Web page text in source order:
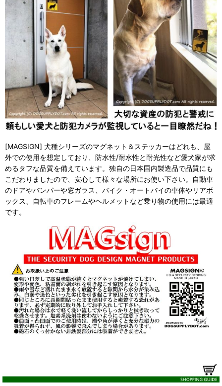
[MAGSIGN] 犬種シリーズのマグネット＆ステッカーはどれも、屋
外での使用を想定しており、防水性/耐水性と耐光性など愛犬家が求
めるタフな品質を備えています。独自の日本国内製造品で品質にも
こだわりましたので、安心して様々な場所にお使い下さい。自動車
のドアやバンパーや窓ガラス、バイク・オートバイの車体やリアボ
ックス、自転車のフレームやヘルメットなど乗り物の使用には最適
です。